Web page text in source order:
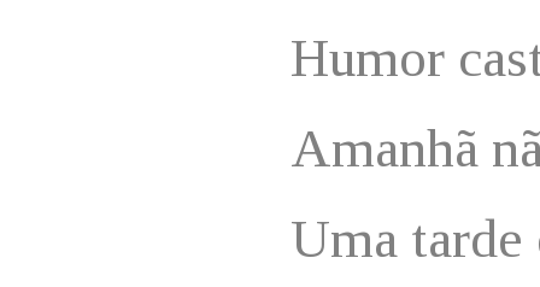
Humor
Amanhã
Uma